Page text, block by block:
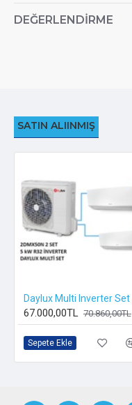
DEĞERLENDIRME
SATIN ALIINMIŞ
67.000,00TL 70.860,00TL
Sepete Ekle